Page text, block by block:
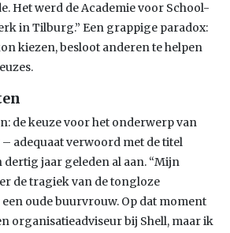
Het werd de Academie voor School-
in Tilburg.” Een grappige paradox:
kiezen, besloot anderen te helpen
de keuze voor het onderwerp van
adequaat verwoord met de titel
dertig jaar geleden al aan. “Mijn
de tragiek van de tongloze
oude buurvrouw. Op dat moment
organisatieadviseur bij Shell, maar ik